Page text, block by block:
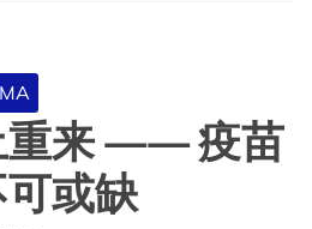
重来 —— 疫苗
或缺